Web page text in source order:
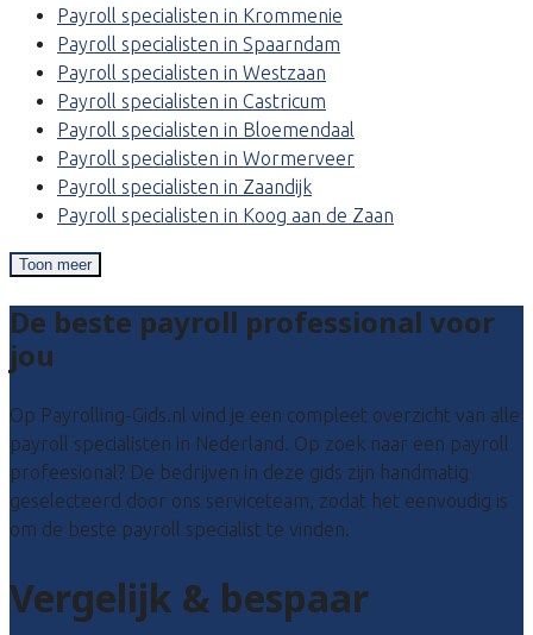
Payroll specialisten in Krommenie
Payroll specialisten in Spaarndam
Payroll specialisten in Westzaan
Payroll specialisten in Castricum
Payroll specialisten in Bloemendaal
Payroll specialisten in Wormerveer
Payroll specialisten in Zaandijk
Payroll specialisten in Koog aan de Zaan
Toon meer
De beste payroll professional voor
jou
Op Payrolling-Gids.nl vind je een compleet overzicht van alle
payroll specialisten in Nederland. Op zoek naar een payroll
profeesional? De bedrijven in deze gids zijn handmatig
geselecteerd door ons serviceteam, zodat het eenvoudig is
om de beste payroll specialist te vinden.
Vergelijk & bespaar